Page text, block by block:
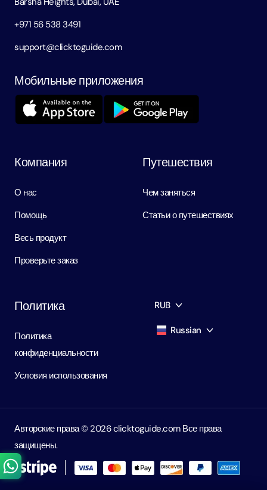
+971 56 538 3491
support@clicktoguide.com
Мобильные приложения
Компания
О нас
Помощь
Весь продукт
Проверьте заказ
Путешествия
Чем заняться
Статьи о путешествиях
Политика
Политика
конфиденциальности
Условия использования
RUB
Russian
Авторские права ©️ 2026 clicktoguide.com Все права
защищены.